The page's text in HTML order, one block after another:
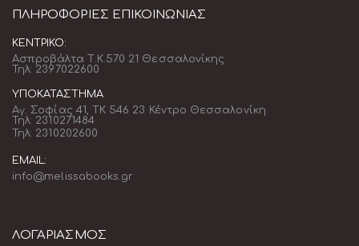
ΠΛΗΡΟΦΟΡΊΕΣ ΕΠΙΚΟΙΝΩΝΊΑΣ
ΚΕΝΤΡΙΚΌ:
Ασπροβάλτα Τ.Κ.570 21 Θεσσαλονίκης
Τηλ: 2397022600
ΥΠΟΚΑΤΆΣΤΗΜΑ
Αγ. Σοφίας 41, ΤΚ 546 23 Κέντρο Θεσσαλονίκη
Τηλ: 2310271484
Τηλ: 2310202600
EMAIL:
info@melissabooks.gr
ΛΟΓΑΡΙΑΣΜΟΣ